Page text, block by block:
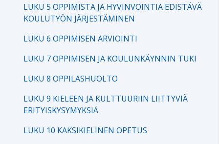
LUKU 5 OPPIMISTA JA HYVINVOINTIA EDISTÄVÄ
KOULUTYÖN JÄRJESTÄMINEN
LUKU 6 OPPIMISEN ARVIOINTI
LUKU 7 OPPIMISEN JA KOULUNKÄYNNIN TUKI
LUKU 8 OPPILASHUOLTO
LUKU 9 KIELEEN JA KULTTUURIIN LIITTYVIÄ
ERITYISKYSYMYKSIÄ
LUKU 10 KAKSIKIELINEN OPETUS